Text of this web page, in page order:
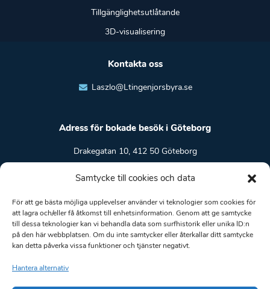
Samtycke till cookies och data
För att ge bästa möjliga upplevelser använder vi teknologier som cookies för
att lagra och/eller få åtkomst till enhetsinformation. Genom att ge samtycke
till dessa teknologier kan vi behandla data som surfhistorik eller unika ID:n
på den här webbplatsen. Om du inte samtycker eller återkallar ditt samtycke
kan detta påverka vissa funktioner och tjänster negativt.
Hantera alternativ
Tillgänglighetsutlåtande
3D-visualisering
Kontakta oss
Laszlo@Ltingenjorsbyra.se
Adress för bokade besök i Göteborg
Drakegatan 10, 412 50 Göteborg
Hitta en ledig tid